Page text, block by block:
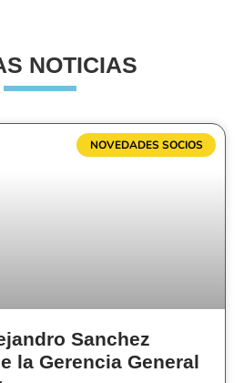
NOTICIAS
NOVEDADES SOCIOS
Sanchez
la Gerencia General